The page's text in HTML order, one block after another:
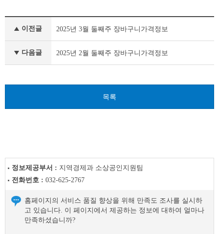
구
전
이전글 2025년 3월 둘째주 장바구니가격정보
다음글 2025년 2월 둘째주 장바구니가격정보
목록
정보제공부서 : 지역경제과 소상공인지원팀
전화번호 : 032-625-2767
홈페이지의 서비스 품질 향상을 위해 만족도 조사를 실시하
고 있습니다. 이 페이지에서 제공하는 정보에 대하여 얼마나
만족하셨습니까?